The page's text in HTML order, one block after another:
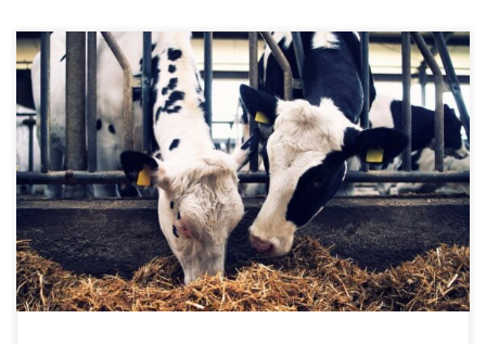
W sierpniu 2022 roku amerykańscy naukowcy
poinformowali o pozytywnym wpływie żywienia odpadami
roślin konopi włóknistych na bydło. U zwierząt, którym do
regularnej paszy dodano produkty odpadowe z konopi,
takie jak łodygi, gałęzie itp., wykazano zmniejszony marker
stresu, który można określić na podstawie istniejących w
organizmie ilości kortyzolu i prostaglandyny. Niemiecki […]